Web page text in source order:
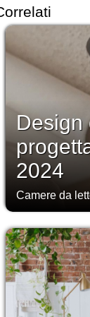
Design
2024
Camere da